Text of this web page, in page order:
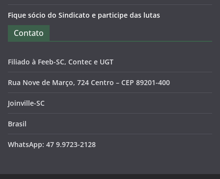
Fique sócio do Sindicato e participe das lutas
Contato
Filiado à Feeb-SC, Contec e UGT
Rua Nove de Março, 724 Centro – CEP 89201-400
Joinville-SC
Brasil
WhatsApp: 47 9.9723-2128